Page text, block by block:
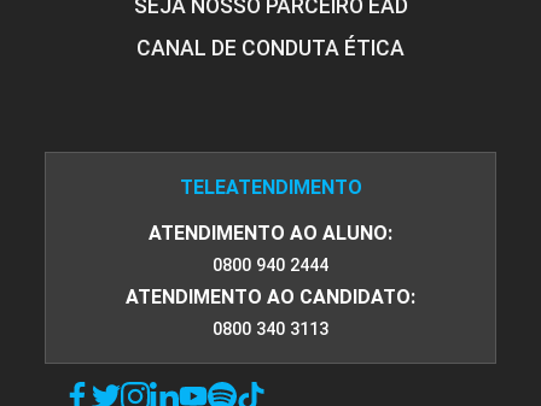
SEJA NOSSO PARCEIRO EAD
CANAL DE CONDUTA ÉTICA
TELEATENDIMENTO
ATENDIMENTO AO ALUNO:
0800 940 2444
ATENDIMENTO AO CANDIDATO:
0800 340 3113